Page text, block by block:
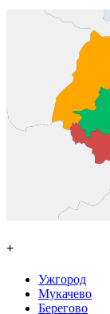
+
Ужгород
Мукачево
Берегово